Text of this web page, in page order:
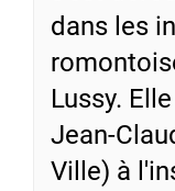
dans les
Lussy.
Jean-
Ville) à